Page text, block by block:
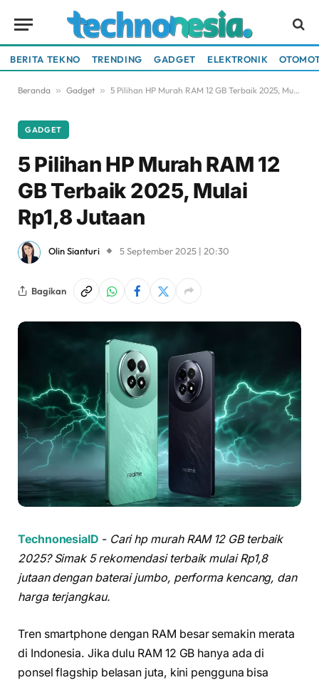
BERITA TEKNO TRENDING GADGET ELEKTRONIK
Beranda » Gadget » 5 Pilihan HP Murah RAM 12 GB Terbaik 2025, Mulai Rp1,8 Jutaan
GADGET
5 Pilihan HP Murah RAM 12
GB Terbaik 2025, Mulai
Rp1,8 Jutaan
Olin Sianturi 5 September 2025 | 20:30
Bagikan
TechnonesiaID - Cari hp murah RAM 12 GB terbaik
2025? Simak 5 rekomendasi terbaik mulai Rp1,8
jutaan dengan baterai jumbo, performa kencang, dan
harga terjangkau.
Tren smartphone dengan RAM besar semakin merata
di Indonesia. Jika dulu RAM 12 GB hanya ada di
ponsel flagship belasan juta, kini pengguna bisa